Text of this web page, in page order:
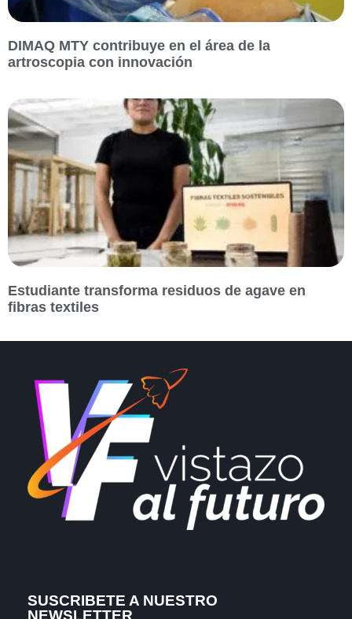
DIMAQ MTY contribuye en el área de la
artroscopia con innovación
Estudiante transforma residuos de agave en
fibras textiles
SUSCRIBETE A NUESTRO